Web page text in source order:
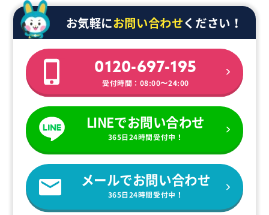
お気軽にお問い合わせください！
0120-697-195
受付時間：08:00〜24:00
LINEでお問い合わせ
365日24時間受付中！
メールでお問い合わせ
365日24時間受付中！